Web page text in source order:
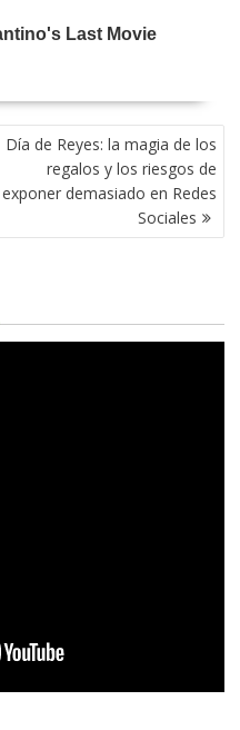
Día de Reyes: la magia de los
regalos y los riesgos de
exponer demasiado en Redes
Sociales